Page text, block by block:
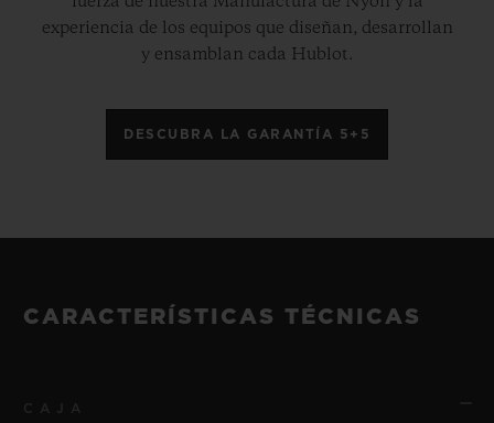
experiencia de los equipos que diseñan, desarrollan
y ensamblan cada Hublot.
DESCUBRA LA GARANTÍA 5+5
CARACTERÍSTICAS TÉCNICAS